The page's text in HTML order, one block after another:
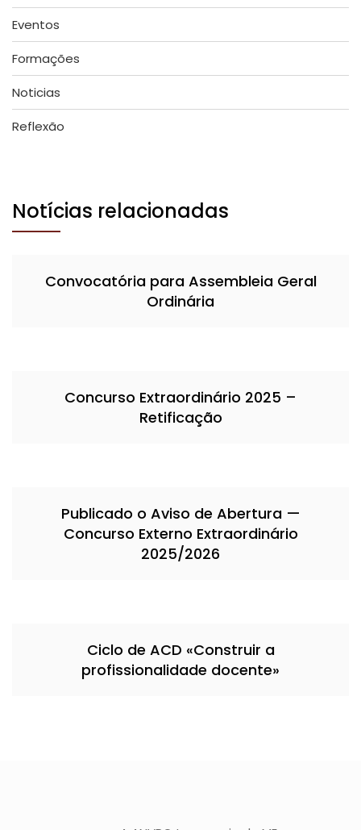
Eventos
Formações
Noticias
Reflexão
Notícias relacionadas
Convocatória para Assembleia Geral
Ordinária
Concurso Extraordinário 2025 –
Retificação
Publicado o Aviso de Abertura —
Concurso Externo Extraordinário
2025/2026
Ciclo de ACD «Construir a
profissionalidade docente»